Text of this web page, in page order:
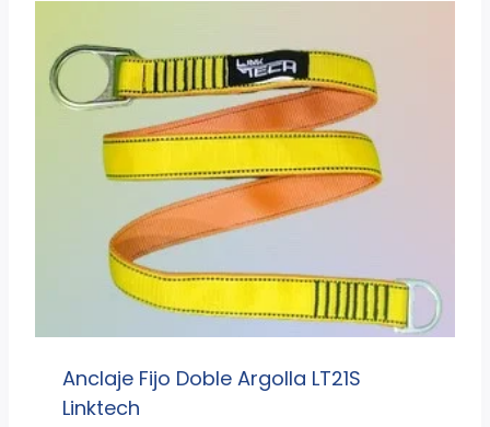
Anclaje Fijo Doble Argolla LT21S
Linktech